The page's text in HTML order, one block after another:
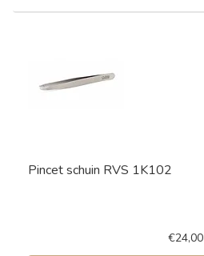
Pincet schuin RVS 1K102
€24,00